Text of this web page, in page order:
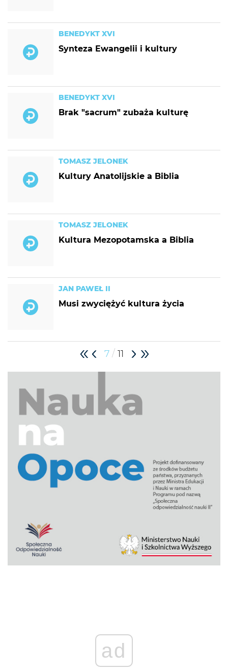
BENEDYKT XVI
Synteza Ewangelii i kultury
BENEDYKT XVI
Brak "sacrum" zubaża kulturę
TOMASZ JELONEK
Kultury Anatolijskie a Biblia
TOMASZ JELONEK
Kultura Mezopotamska a Biblia
JAN PAWEŁ II
Musi zwyciężyć kultura życia
7 / 11
ad